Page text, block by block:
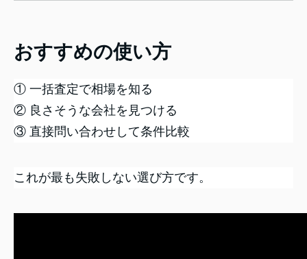
おすすめの使い方
① 一括査定で相場を知る
② 良さそうな会社を見つける
③ 直接問い合わせして条件比較
これが最も失敗しない選び方です。